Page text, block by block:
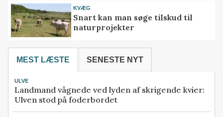
KVÆG
Snart kan man søge tilskud til
naturprojekter
MEST LÆSTE SENESTE NYT
ULVE
Landmand vågnede ved lyden af skrigende kvier:
Ulven stod på foderbordet